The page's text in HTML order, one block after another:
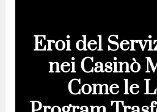
Eroi del
nei Casinò
Come le